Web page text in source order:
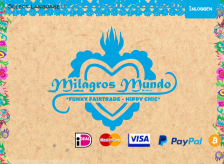
Inloggen
Select Language ▼